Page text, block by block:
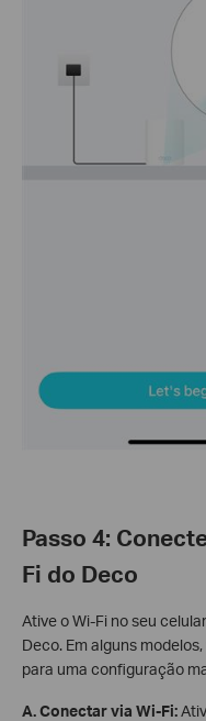
Passo 4:
Fi do Deco
Ative o Wi-Fi no seu
Deco. Em alguns
para uma configuração
A. Conectar via Wi-Fi: